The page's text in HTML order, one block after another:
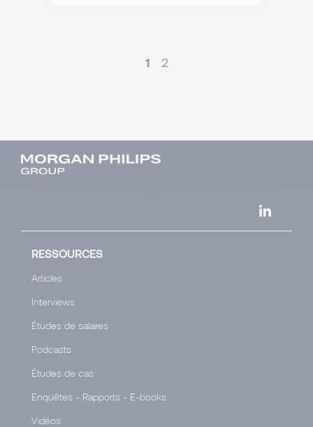
1 2
RESSOURCES
Articles
Interviews
Études de salaires
Podcasts
Études de cas
Enquêtes - Rapports - E-books
Vidéos